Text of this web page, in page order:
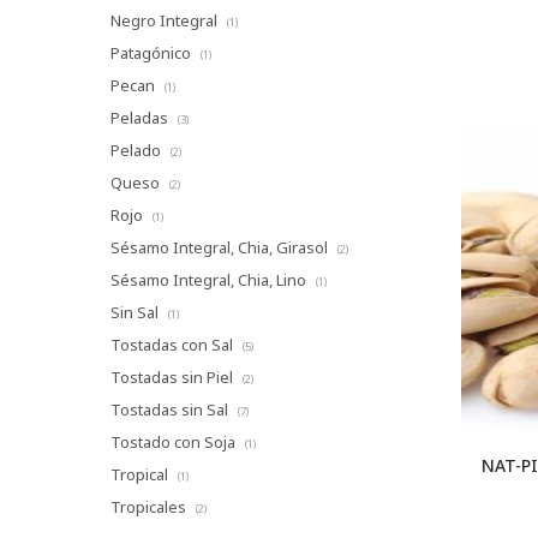
NAT-
Negro Integral (1)
Patagónico (1)
Pecan (1)
Peladas (3)
Pelado (2)
Queso (2)
Rojo (1)
Sésamo Integral, Chia, Girasol (2)
Sésamo Integral, Chia, Lino (1)
Sin Sal (1)
Tostadas con Sal (5)
Tostadas sin Piel (2)
Tostadas sin Sal (7)
Tostado con Soja (1)
Tropical (1)
Tropicales (2)